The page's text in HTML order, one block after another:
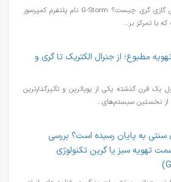
فناوری G-Storm در کولرهای گازی گری چیست؟ G-Storm نام پلتفرم کمپرسور
با تمرکز بر...
مطبوع؛ از جنرال الکتریک تا گری و
قرن گذشته یکی از پویاترین و تأثیرگذارترین
از نخستین سیستم‌های...
سنتی به پایان رسیده است؟ بررسی
تهویه سبز یا گرین تکنولوژی